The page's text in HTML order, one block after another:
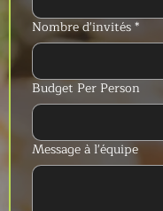
Nombre d'invités*
Budget Per Person
Message à l'équipe